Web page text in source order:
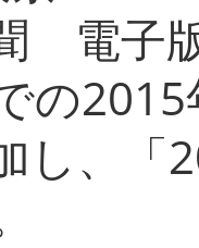
電子
の
し、「